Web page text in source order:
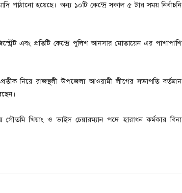
পাঠানো হয়েছে। অন্য ১০টি কেন্দ্রে সকাল ৫ টার সময় নির্বাচনি
এবং প্রতিটি কেন্দ্রে পুলিশ আনসার মোতায়েন এর পাশাপাশি
নিয়ে রাজস্থলী উপজেলা আওয়ামী লীগের সভাপতি বর্তমান
খিয়াং ও ভাইস চেয়ারম্যান পদে হারাধন কর্মকার বিনা